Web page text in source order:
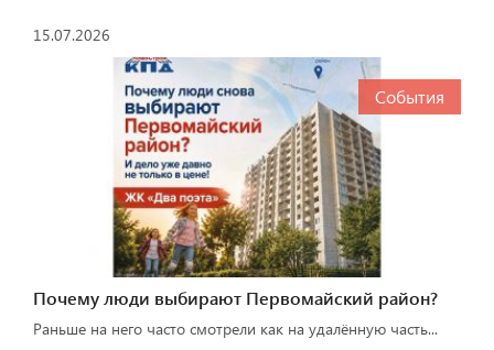
15.07.2026
События
Почему люди выбирают Первомайский район?
Раньше на него часто смотрели как на удалённую часть...